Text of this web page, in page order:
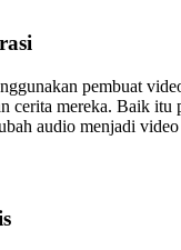
pembuat
cerita mereka. Baik itu
audio menjadi